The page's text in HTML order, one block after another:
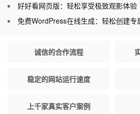
好好看网页版：轻松享受极致观影体验
免费WordPress在线生成：轻松创建专属网站，助力
诚信的合作流程
稳定的网站运行速度
上千家真实客户案例